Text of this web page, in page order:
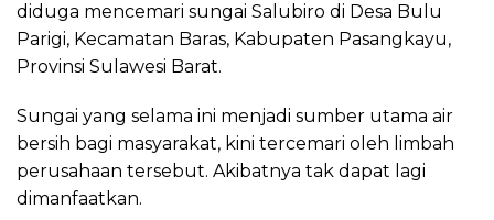
diduga mencemari sungai Salubiro di Desa Bulu
Parigi, Kecamatan Baras, Kabupaten Pasangkayu,
Provinsi Sulawesi Barat.
Sungai yang selama ini menjadi sumber utama air
bersih bagi masyarakat, kini tercemari oleh limbah
perusahaan tersebut. Akibatnya tak dapat lagi
dimanfaatkan.